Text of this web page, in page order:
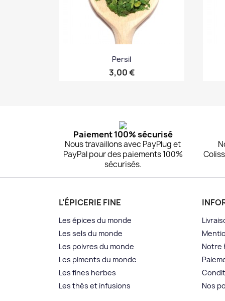
Persil
Prix
3,00 €
Paiement 100% sécurisé
Nous travaillons avec PayPlug et
PayPal pour des paiements 100%
sécurisés.
L'ÉPICERIE FINE
Les épices du monde
Les sels du monde
Les poivres du monde
Les piments du monde
Les fines herbes
Les thés et infusions
Notre
Nos